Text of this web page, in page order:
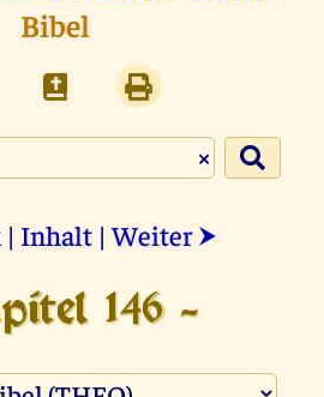
Bibel
×
| Inhalt |Weiter ⮞
146 -